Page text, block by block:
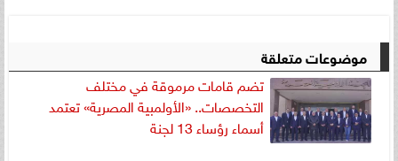
موضوعات متعلقة
تضم قامات مرموقة في مختلف
التخصصات.. «الأولمبية المصرية» تعتمد
أسماء رؤساء 13 لجنة